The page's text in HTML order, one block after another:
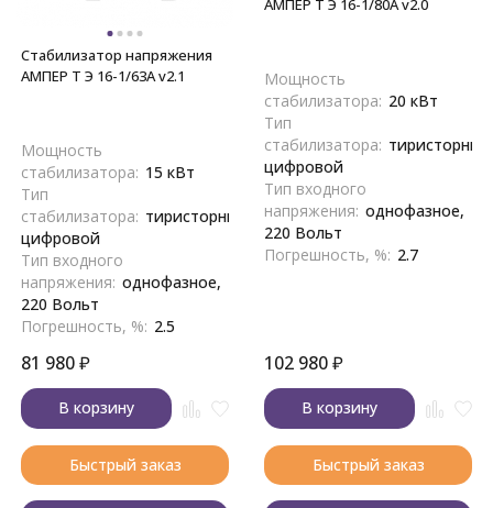
Стабилизатор напряжения
АМПЕР Т Э 16-1/63A v2.1
Мощность
стабилизатора: 15 кВт
Тип
стабилизатора: тиристорный,
цифровой
Тип входного
напряжения: однофазное,
220 Вольт
Погрешность, %: 2.5
81 980₽
В корзину
Быстрый заказ
АМПЕР Т Э 16-1/80A v2.0
Мощность
стабилизатора: 20 кВт
Тип
стабилизатора:
цифровой
Тип входного
напряжения: однофазное,
220 Вольт
Погрешность, %: 2.7
102 980₽
В корзину
Быстрый заказ